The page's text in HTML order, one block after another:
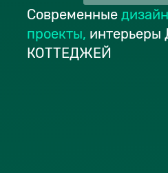
Современные дизайн
проекты,
КОТТЕДЖЕЙ